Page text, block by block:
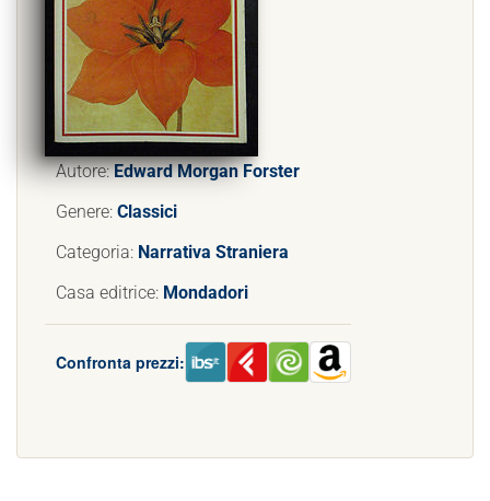
Autore:Edward Morgan Forster
Genere: Classici
Categoria: Narrativa Straniera
Casa editrice: Mondadori
Confronta prezzi: